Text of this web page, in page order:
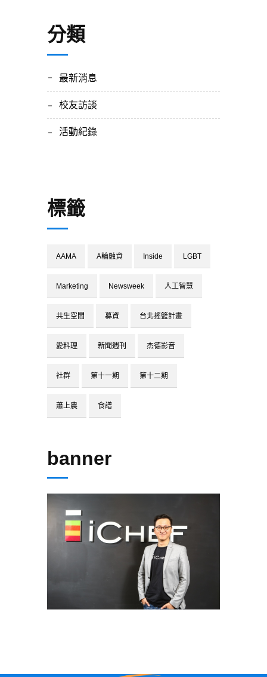
分類
最新消息
校友訪談
活動紀錄
標籤
AAMA A輪融資 Inside LGBT
Marketing Newsweek 人工智慧
共生空間 募資 台北搖籃計畫
愛料理 新聞週刊 杰德影音
社群 第十一期 第十二期
蕭上農 食譜
banner